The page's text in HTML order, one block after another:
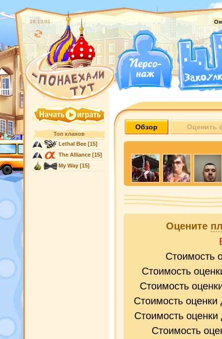
18:13:02
Топ кланов
Lethal Bee[15]
The Alliance[15]
My Way[15]
Обзор Оценить
Оцените
Стоимость
Стоимость
Стоимость
Стоимость
Стоимость
Стоимость